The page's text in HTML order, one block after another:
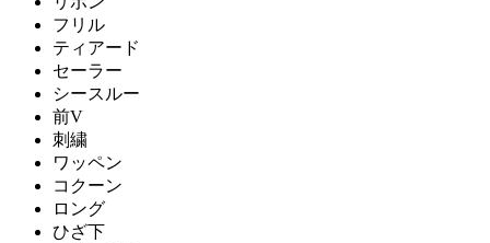
フリル
ティアード
セーラー
シースルー
前V
刺繍
ワッペン
コクーン
ロング
ひざ下